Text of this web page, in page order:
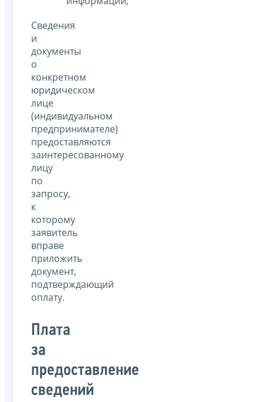
Сведения
и
документы
о
конкретном
юридическом
лице
(индивидуальном
предпринимателе)
предоставляются
заинтересованному
лицу
по
запросу,
к
которому
заявитель
вправе
приложить
документ,
подтверждающий
оплату.
Плата
за
предоставление
сведений